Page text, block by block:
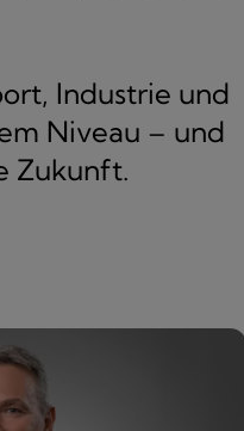
Industrie und
Niveau – und
Zukunft.